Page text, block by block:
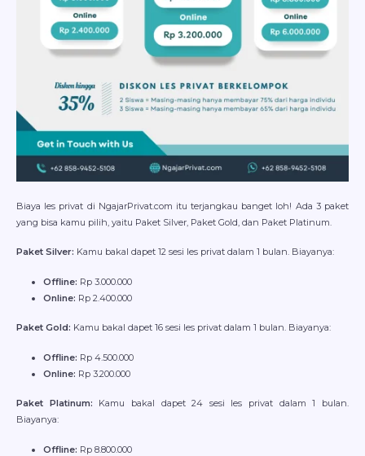
Biaya les privat di NgajarPrivat.com itu terjangkau banget loh! Ada 3 paket
yang bisa kamu pilih, yaitu Paket Silver, Paket Gold, dan Paket Platinum.
Paket Silver: Kamu bakal dapet 12 sesi les privat dalam 1 bulan. Biayanya:
Offline: Rp 3.000.000
Online: Rp 2.400.000
Paket Gold: Kamu bakal dapet 16 sesi les privat dalam 1 bulan. Biayanya:
Offline: Rp 4.500.000
Online: Rp 3.200.000
Paket Platinum: Kamu bakal dapet 24 sesi les privat dalam 1 bulan.
Biayanya:
Offline: Rp 8.800.000